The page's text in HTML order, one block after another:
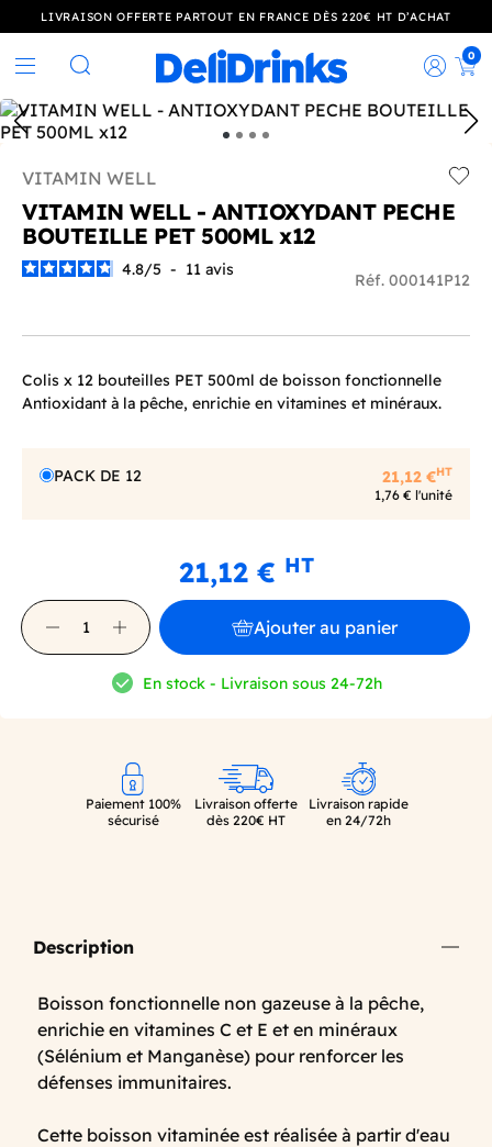
LIVRAISON OFFERTE PARTOUT EN FRANCE DÈS 220€ HT D’ACHAT
Rechercher
0
VITAMIN WELL
VITAMIN WELL - ANTIOXYDANT PECHE
BOUTEILLE PET 500ML x12
4.8/5 - 11 avis
Réf. 000141P12
Colis x 12 bouteilles PET 500ml de boisson fonctionnelle
Antioxidant à la pêche, enrichie en vitamines et minéraux.
PACK DE 12 21,12 €HT
1,76 € l'unité
21,12 € HT
Ajouter au panier
En stock - Livraison sous 24-72h
Paiement 100%
sécurisé
Livraison offerte
dès 220€ HT
Livraison rapide
en 24/72h
Description
Boisson fonctionnelle non gazeuse à la pêche,
enrichie en vitamines C et E et en minéraux
(Sélénium et Manganèse) pour renforcer les
défenses immunitaires.
Cette boisson vitaminée est réalisée à partir d'eau